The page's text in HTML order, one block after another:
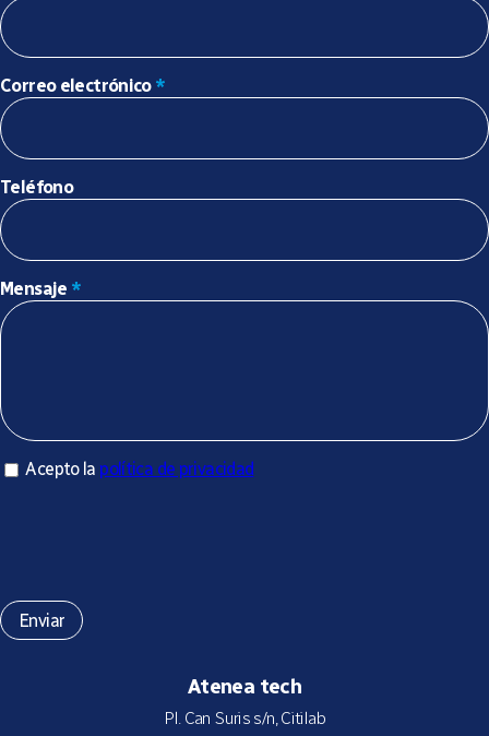
Atenea tech
Pl. Can Suris s/n, Citilab
Correo electrónico *
Teléfono
Mensaje *
Acepto la política de privacidad
Acepto la política de privacidad